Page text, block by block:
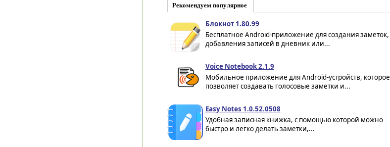
Рекомендуем популярное
Блокнот 1.80.99
Бесплатное Android-приложение для создания заметок,
добавления записей в дневник или...
Voice Notebook 2.1.9
Мобильное приложение для Android-устройств, которое
позволяет создавать голосовые заметки и...
Easy Notes 1.0.52.0508
Удобная записная книжка, с помощью которой можно
быстро и легко делать заметки,...